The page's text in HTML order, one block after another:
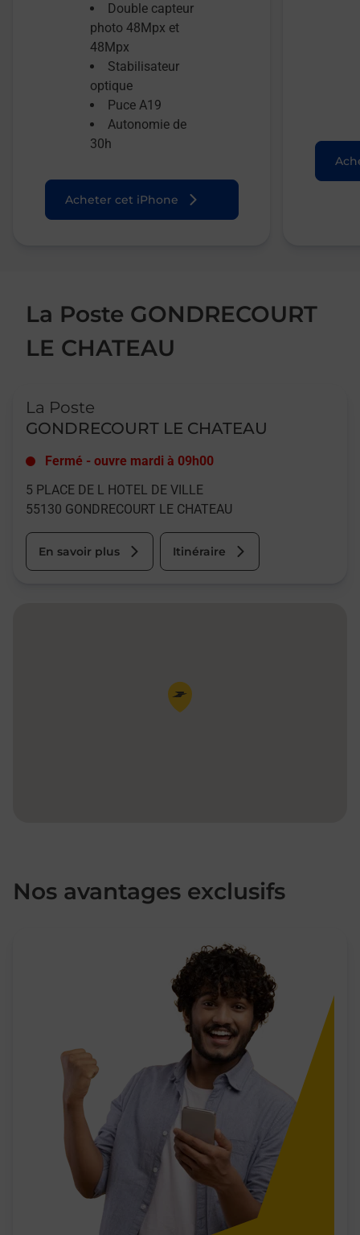
Double capteur
photo 48Mpx et
48Mpx
Stabilisateur
optique
Puce A19
Autonomie de
30h
Acheter cet iPhone
La Poste GONDRECOURT
LE CHATEAU
La Poste
GONDRECOURT LE CHATEAU
Fermé - ouvre mardi à 09h00
5 PLACE DE L HOTEL DE VILLE
55130 GONDRECOURT LE CHATEAU
En savoir plus Itinéraire
Pin de la carte
Nos avantages exclusifs